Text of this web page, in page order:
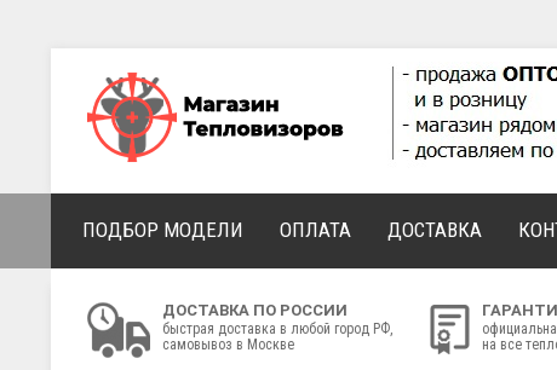
ПОДБОР МОДЕЛИ ОПЛАТА ДОСТАВКА
ДОСТАВКА ПО РОССИИ
быстрая доставка в любой город РФ,
самовывоз в Москве
на все